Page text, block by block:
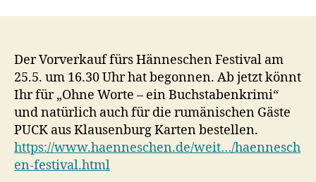
Der Vorverkauf fürs Hänneschen Festival am
25.5. um 16.30 Uhr hat begonnen. Ab jetzt könnt
Ihr für „Ohne Worte – ein Buchstabenkrimi“
und natürlich auch für die rumänischen Gäste
PUCK aus Klausenburg Karten bestellen.
https://www.haenneschen.de/weit…/haennesch
en-festival.html